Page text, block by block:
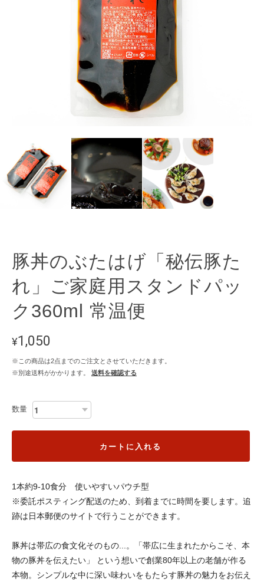
豚丼のぶたはげ「秘伝豚た
れ」ご家庭用スタンドパッ
ク360ml 常温便
¥1,050
※この商品は2点までのご注文とさせていただきます。
※別途送料がかかります。
送料を確認する
数量
カートに入れる
1本約9-10食分 使いやすいパウチ型
※委託ポスティング配送のため、到着までに時間を要します。追
跡は日本郵便のサイトで行うことができます。
豚丼は帯広の食文化そのもの...。「帯広に生まれたからこそ、本
物の豚丼を伝えたい」 という想いで創業80年以上の老舗が作る
本物。シンプルな中に深い味わいをもたらす豚丼の魅力をお伝え